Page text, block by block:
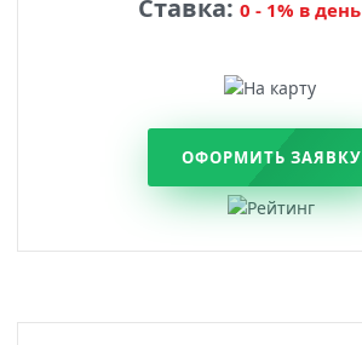
Ставка: 0 - 1% в день
ОФОРМИТЬ ЗАЯВКУ